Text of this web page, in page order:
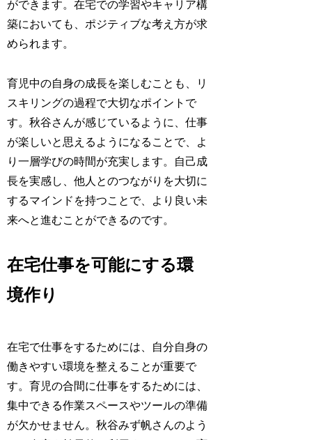
ができます。在宅での学習やキャリア構
築においても、ポジティブな考え方が求
められます。
育児中の自身の成長を楽しむことも、リ
スキリングの過程で大切なポイントで
す。秋谷さんが感じているように、仕事
が楽しいと思えるようになることで、よ
り一層学びの時間が充実します。自己成
長を実感し、他人とのつながりを大切に
するマインドを持つことで、より良い未
来へと進むことができるのです。
在宅仕事を可能にする環
境作り
在宅で仕事をするためには、自分自身の
働きやすい環境を整えることが重要で
す。育児の合間に仕事をするためには、
集中できる作業スペースやツールの準備
が欠かせません。秋谷みず帆さんのよう